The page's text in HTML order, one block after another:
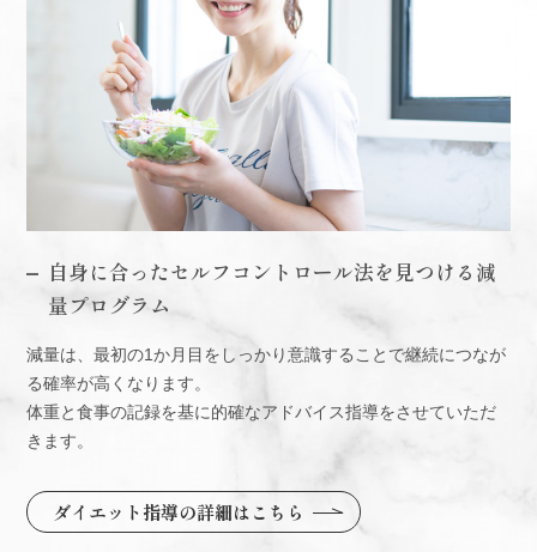
自身に合ったセルフコントロール法を見つける減
量プログラム
減量は、最初の1か月目をしっかり意識することで継続につなが
る確率が高くなります。
体重と食事の記録を基に的確なアドバイス指導をさせていただ
きます。
ダイエット指導の詳細はこちら